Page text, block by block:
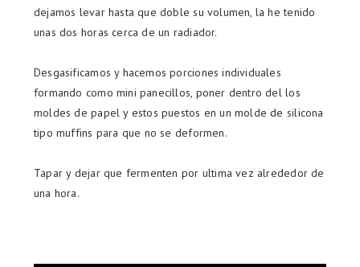
dejamos levar hasta que doble su volumen, la he tenido
unas dos horas cerca de un radiador.
Desgasificamos y hacemos porciones individuales
formando como mini panecillos, poner dentro del los
moldes de papel y estos puestos en un molde de silicona
tipo muffins para que no se deformen.
Tapar y dejar que fermenten por ultima vez alrededor de
una hora.